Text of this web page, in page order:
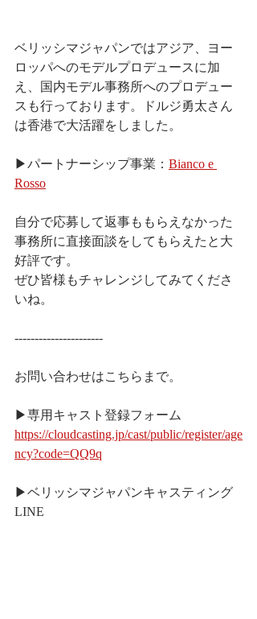
ベリッシマジャパンではアジア、ヨー
ロッパへのモデルプロデュースに加
え、国内モデル事務所へのプロデュー
スも行っております。ドルジ勇太さん
は香港で大活躍をしました。
▶パートナーシップ事業： Bianco e
Rosso
自分で応募して返事ももらえなかった
事務所に直接面談をしてもらえたと大
好評です。
ぜひ皆様もチャレンジしてみてくださ
いね。
----------------------
お問い合わせはこちらまで。
▶︎専用キャスト登録フォーム
https://cloudcasting.jp/cast/public/register/age
ncy?code=QQ9q
▶︎ベリッシマジャパンキャスティング
LINE